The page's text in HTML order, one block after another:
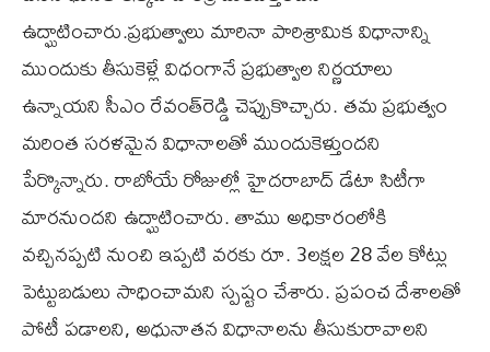
ఉద్ఘాటించారు.ప్రభుత్వాలు మారినా పారిశ్రామిక విధానాన్ని
ముందుకు తీసుకెళ్లే విధంగానే ప్రభుత్వాల నిర్ణయాలు
ఉన్నాయని సీఎం రేవంత్‌రెడ్డి చెప్పుకొచ్చారు. తమ ప్రభుత్వం
మరింత సరళమైన విధానాలతో ముందుకెళ్తుందని
పేర్కొన్నారు. రాబోయే రోజుల్లో హైదరాబాద్ డేటా సిటీగా
మారనుందని ఉద్ఘాటించారు. తాము అధికారంలోకి
వచ్చినప్పటి నుంచి ఇప్పటి వరకు రూ. 3లక్షల 28 వేల కోట్లు
పెట్టుబడులు సాధించామని స్పష్టం చేశారు. ప్రపంచ దేశాలతో
పోటీ పడాలని, అధునాతన విధానాలను తీసుకురావాలని